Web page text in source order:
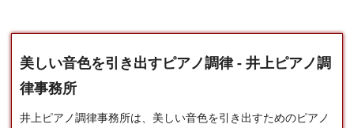
美しい音色を引き出すピアノ調律 - 井上ピアノ調
律事務所
井上ピアノ調律事務所は、美しい音色を引き出すためのピアノ